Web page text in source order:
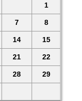
1
7 8
14 15
21 22
28 29